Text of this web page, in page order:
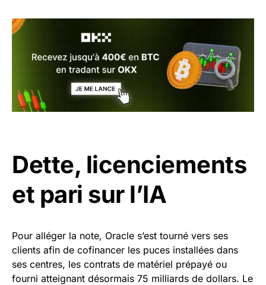
Dette, licenciements
et pari sur l’IA
Pour alléger la note, Oracle s’est tourné vers ses
clients afin de cofinancer les puces installées dans
ses centres, les contrats de matériel prépayé ou
fourni atteignant désormais 75 milliards de dollars. Le